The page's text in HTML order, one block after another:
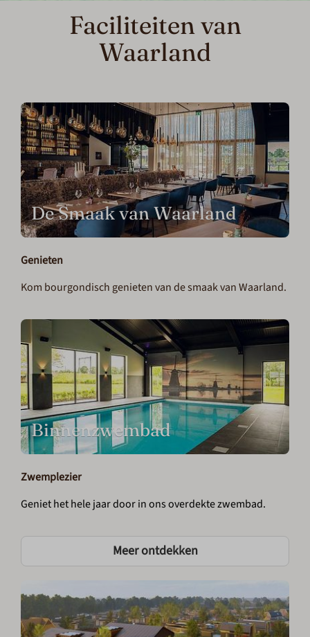
Faciliteiten van
Waarland
De Smaak van Waarland
Genieten
Kom bourgondisch genieten van de smaak van Waarland.
Binnenzwembad
Zwemplezier
Geniet het hele jaar door in ons overdekte zwembad.
Meer ontdekken